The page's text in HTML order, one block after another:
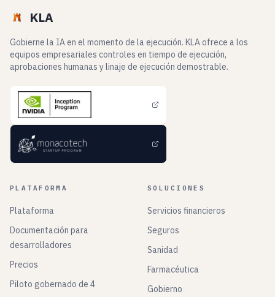
KLA
Gobierne la IA en el momento de la ejecución. KLA ofrece a los
equipos empresariales controles en tiempo de ejecución,
aprobaciones humanas y linaje de ejecución demostrable.
PLATAFORMA
Plataforma
Documentación para
desarrolladores
Precios
Piloto gobernado de 4
SOLUCIONES
Servicios financieros
Seguros
Sanidad
Farmacéutica
Gobierno